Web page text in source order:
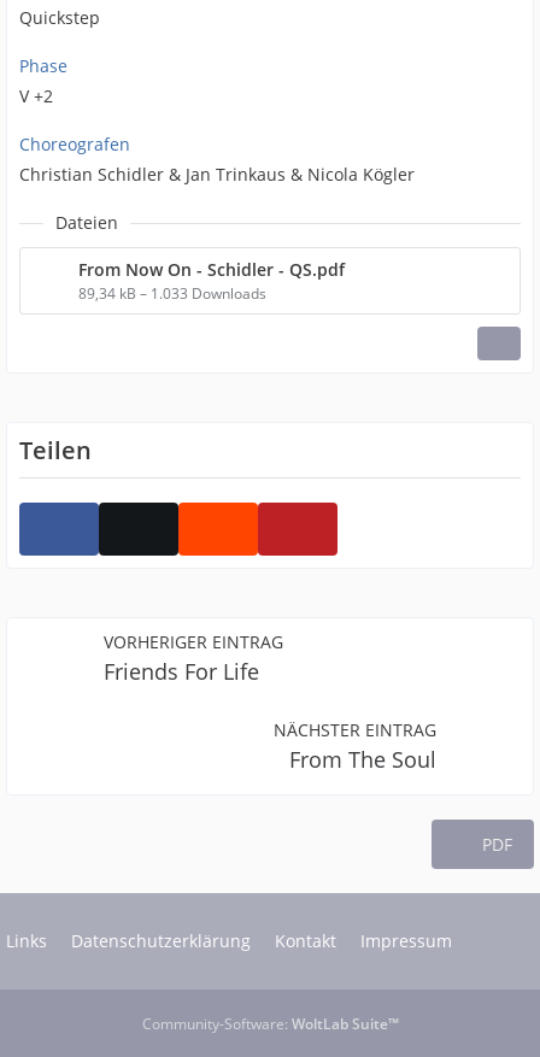
Quickstep
Phase
V +2
Choreografen
Christian Schidler & Jan Trinkaus & Nicola Kögler
Dateien
From Now On - Schidler - QS.pdf
89,34 kB – 1.033 Downloads
Teilen
VORHERIGER EINTRAG
Friends For Life
NÄCHSTER EINTRAG
From The Soul
PDF
Links Datenschutzerklärung Kontakt Impressum
Community-Software: WoltLab Suite™